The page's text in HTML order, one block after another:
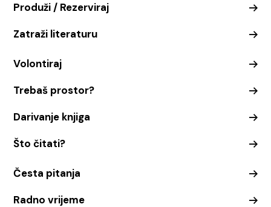
Produži / Rezerviraj
Zatraži literaturu
Volontiraj
Trebaš prostor?
Darivanje knjiga
Što čitati?
Česta pitanja
Radno vrijeme